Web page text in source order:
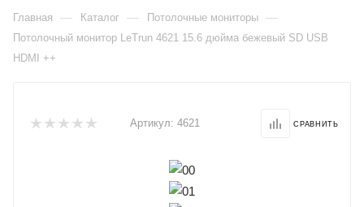
Главная — Каталог — Потолочные мониторы —
Потолочный монитор LeTrun 4621 15.6 дюйма бежевый SD USB
HDMI ++
Артикул: 4621